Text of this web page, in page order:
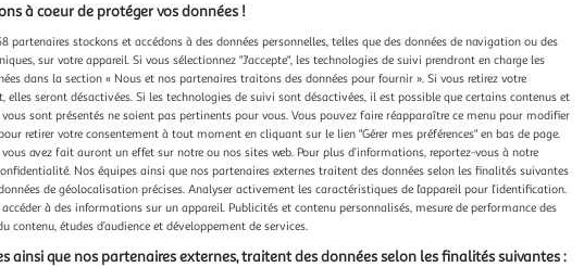
à coeur de protéger vos données !
partenaires stockons et accédons à des données personnelles, telles que des données de navigation ou des
sur votre appareil. Si vous sélectionnez "J'accepte", les technologies de suivi prendront en charge les
dans la section « Nous et nos partenaires traitons des données pour fournir ». Si vous retirez votre
elles seront désactivées. Si les technologies de suivi sont désactivées, il est possible que certains contenus et
sont présentés ne soient pas pertinents pour vous. Vous pouvez faire réapparaître ce menu pour modifier
retirer votre consentement à tout moment en cliquant sur le lien "Gérer mes préférences" en bas de page.
vous avez fait auront un effet sur notre ou nos sites web. Pour plus d’informations, reportez-vous à notre
Nos équipes ainsi que nos partenaires externes traitent des données selon les finalités suivantes
de géolocalisation précises. Analyser activement les caractéristiques de l’appareil pour l’identification.
à des informations sur un appareil. Publicités et contenu personnalisés, mesure de performance des
contenu, études d’audience et développement de services.
ainsi que nos partenaires externes, traitent des données selon les finalités suivantes :